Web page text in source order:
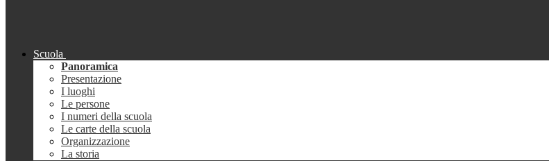
Scuola
Panoramica
Presentazione
I luoghi
Le persone
I numeri della scuola
Le carte della scuola
Organizzazione
La storia